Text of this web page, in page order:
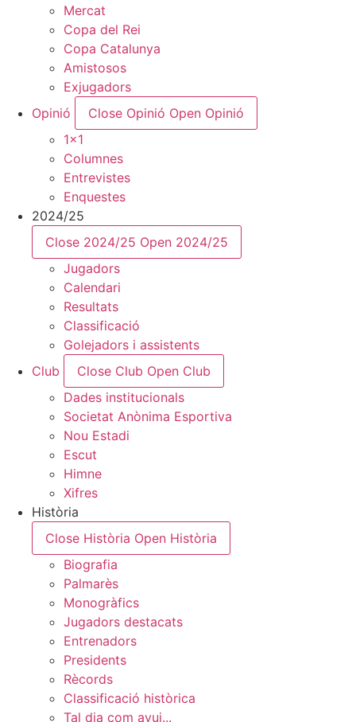
Mercat
Copa del Rei
Copa Catalunya
Amistosos
Exjugadors
Opinió
Close Opinió Open Opinió
1x1
Columnes
Entrevistes
Enquestes
2024/25
Close 2024/25 Open 2024/25
Jugadors
Calendari
Resultats
Classificació
Golejadors i assistents
Club
Close Club Open Club
Dades institucionals
Societat Anònima Esportiva
Nou Estadi
Escut
Himne
Xifres
Història
Close Història Open Història
Biografia
Palmarès
Monogràfics
Jugadors destacats
Entrenadors
Presidents
Rècords
Classificació històrica
Tal dia com avui...